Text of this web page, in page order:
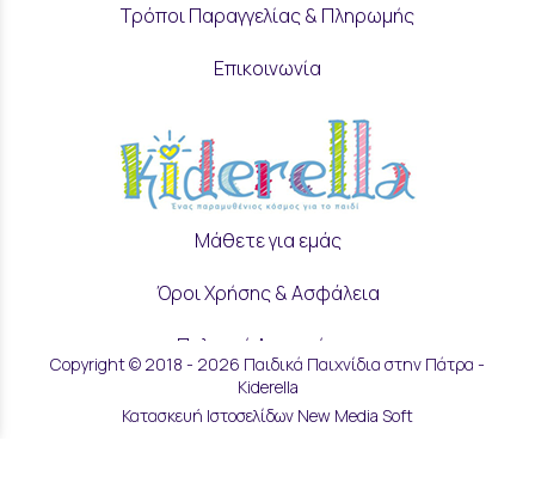
Τρόποι Παραγγελίας & Πληρωμής
Επικοινωνία
Μάθετε για εμάς
Όροι Χρήσης & Ασφάλεια
Πολιτική Απορρήτου
Ρυθμίσεις Cookies
Copyright © 2018 - 2026 Παιδικά Παιχνίδια στην Πάτρα -
Kiderella
Κατασκευή Ιστοσελίδων New Media Soft